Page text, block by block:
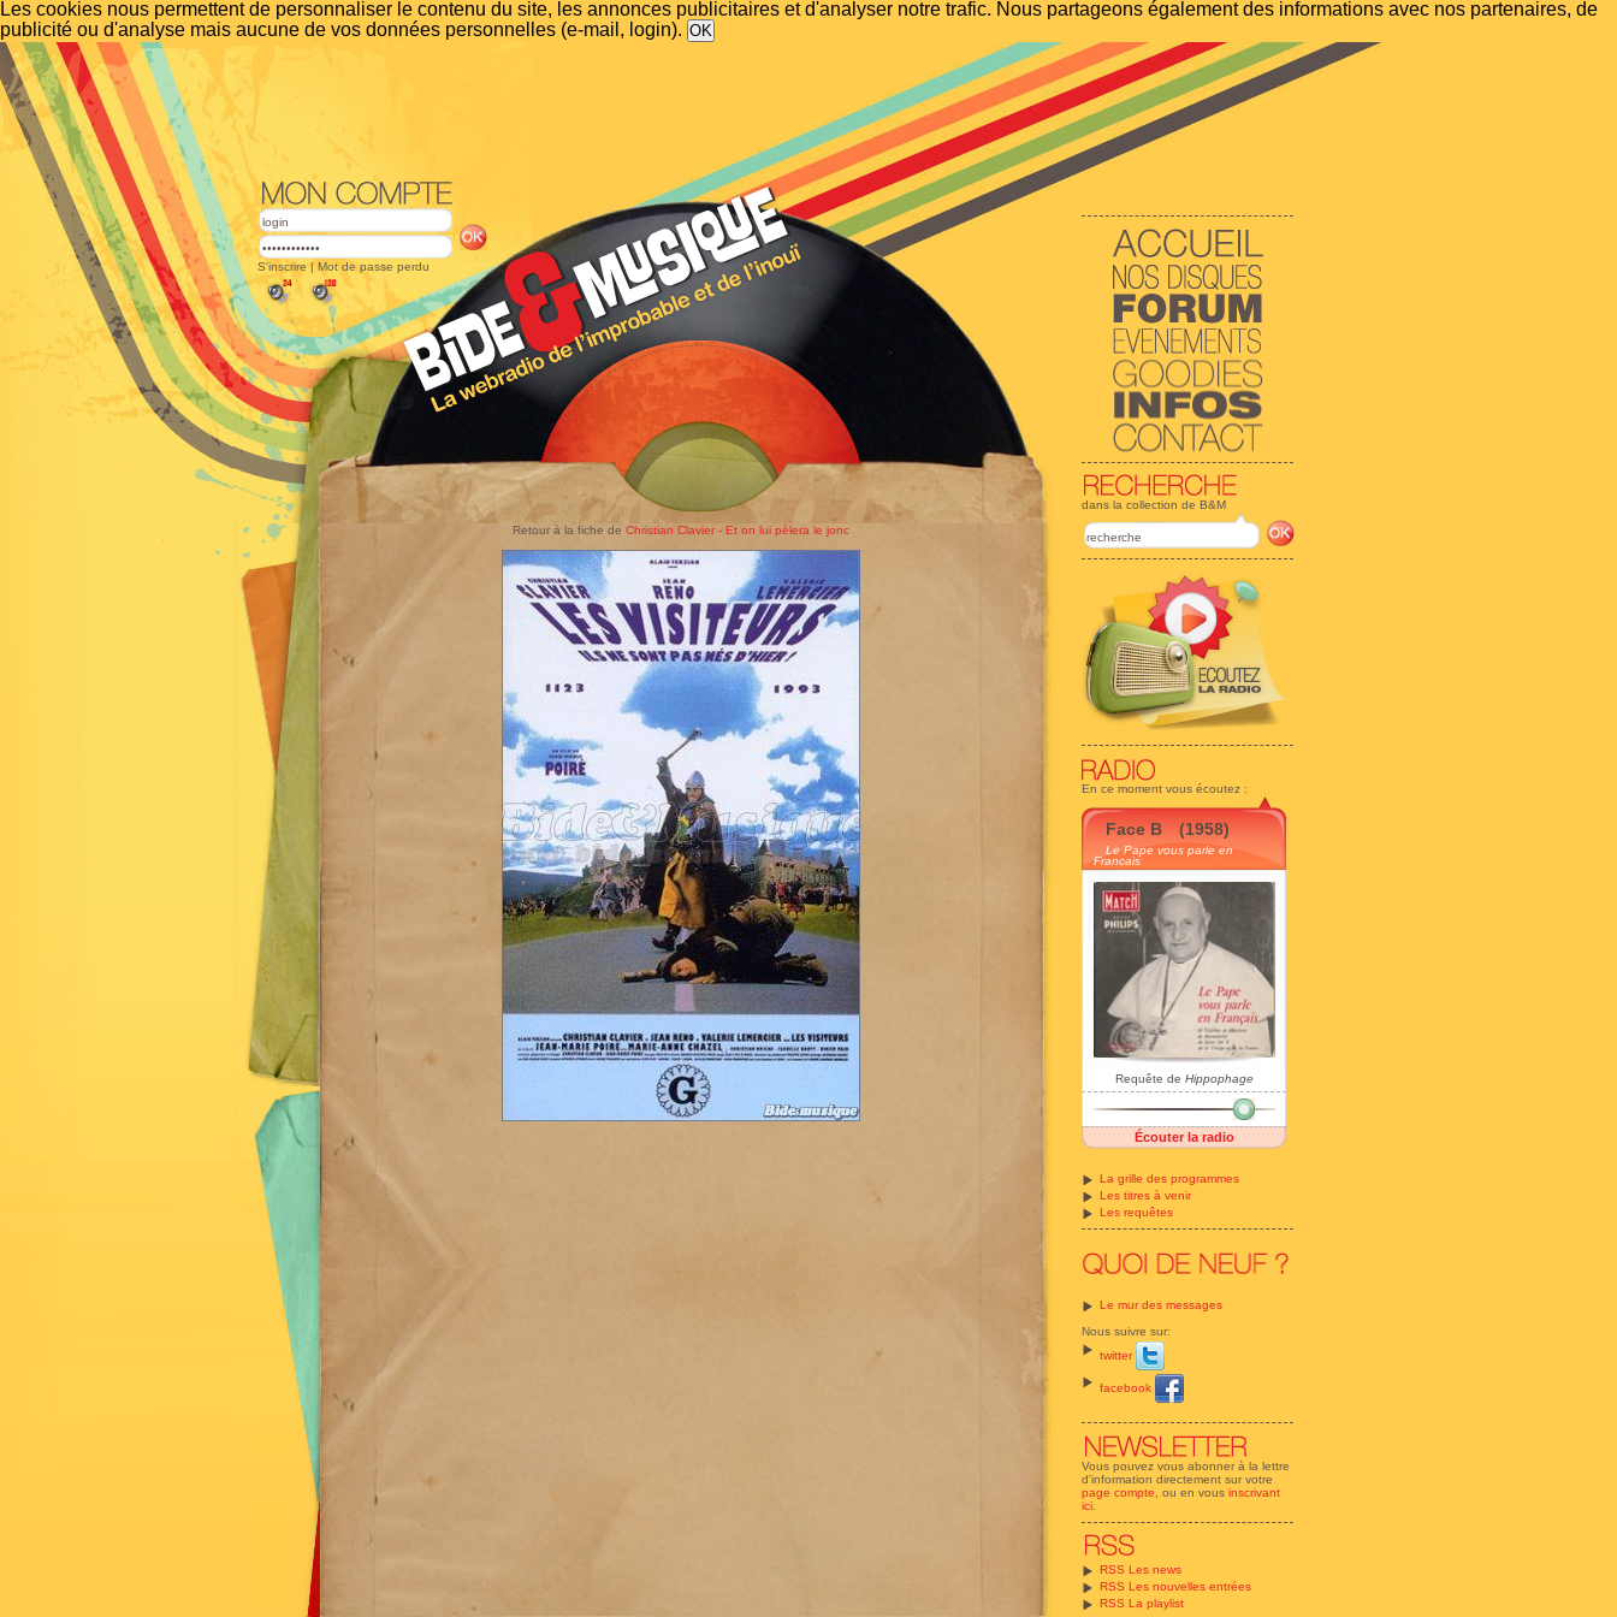
Les cookies nous permettent de personnaliser le contenu du site, les annonces publicitaires et d'analyser notre trafic. Nous partageons également des informations avec nos partenaires, de
publicité ou d'analyse mais aucune de vos données personnelles (e-mail, login).
dans la collection de B&M
En ce moment vous écoutez :
Face B (1958)
Le Pape vous parle en
Francais
Requête de Hippophage
Écouter la radio
La grille des programmes
Les titres à venir
Les requêtes
Le mur des messages
Nous suivre sur:
twitter
facebook
Vous pouvez vous abonner à la lettre
d'information directement sur votre
page compte , ou en vous inscrivant
ici
RSS Les news
RSS Les nouvelles entrées
RSS La playlist
S'inscrire | Mot de passe perdu
Retour à la fiche de Christian Clavier - Et on lui pèlera le jonc